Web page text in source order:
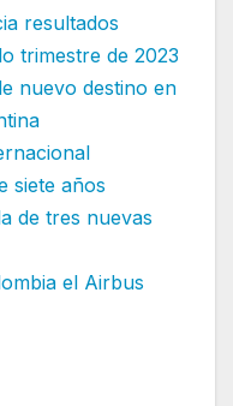
resultados
trimestre de 2023
nuevo destino en
siete años
de tres nuevas
el Airbus